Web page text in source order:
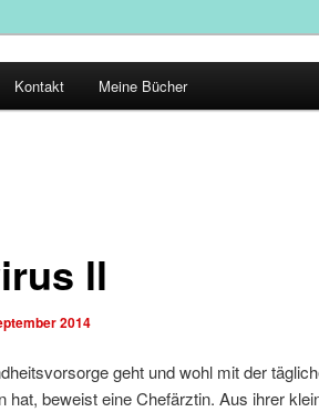
Kontakt Meine Bücher
ll
2014
geht und wohl mit der
hat, beweist eine Chefärztin. Aus ihrer